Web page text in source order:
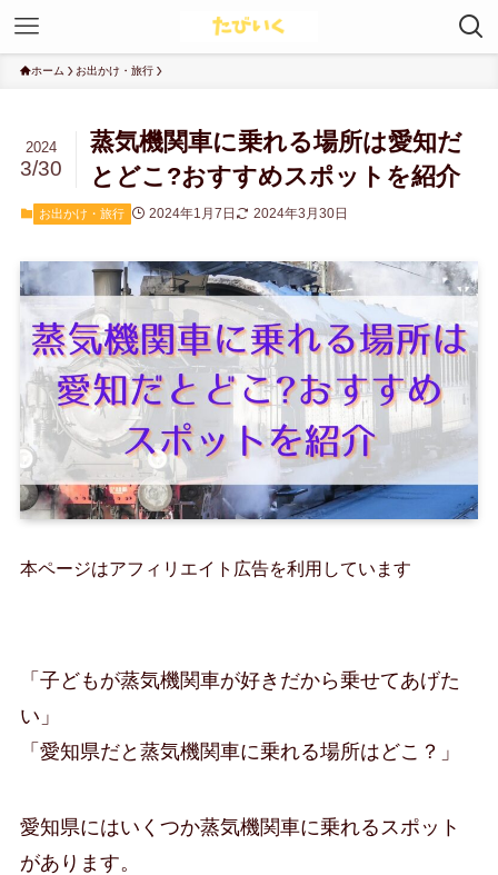
ホーム お出かけ・旅行
蒸気機関車に乗れる場所は愛知だ
とどこ?おすすめスポットを紹介
2024
3/30
お出かけ・旅行 2024年1月7日 2024年3月30日
本ページはアフィリエイト広告を利用しています
「子どもが蒸気機関車が好きだから乗せてあげた
い」
「愛知県だと蒸気機関車に乗れる場所はどこ？」
愛知県にはいくつか蒸気機関車に乗れるスポット
があります。